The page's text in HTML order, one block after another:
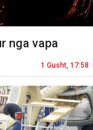
nga vapa
1 Gusht, 17:58